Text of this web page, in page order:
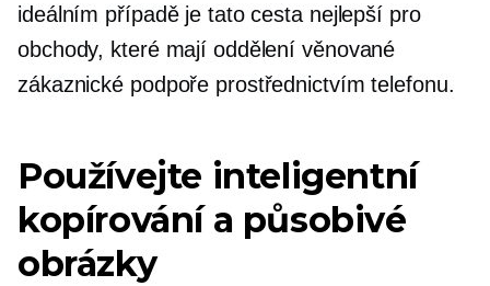
ideálním případě je tato cesta nejlepší pro
obchody, které mají oddělení věnované
zákaznické podpoře prostřednictvím telefonu.
Používejte inteligentní
kopírování a působivé
obrázky